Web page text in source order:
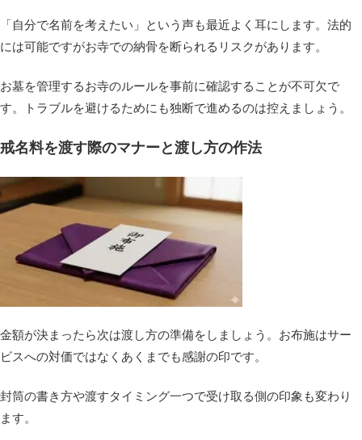
「自分で名前を考えたい」という声も最近よく耳にします。法的
には可能ですがお寺での納骨を断られるリスクがあります。
お墓を管理するお寺のルールを事前に確認することが不可欠で
す。トラブルを避けるためにも独断で進めるのは控えましょう。
戒名料を渡す際のマナーと渡し方の作法
金額が決まったら次は渡し方の準備をしましょう。お布施はサー
ビスへの対価ではなくあくまでも感謝の印です。
封筒の書き方や渡すタイミング一つで受け取る側の印象も変わり
ます。